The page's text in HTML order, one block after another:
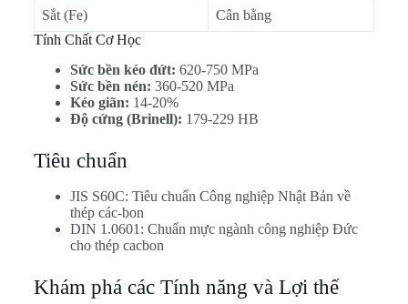
Sắt (Fe)
Cân bằng
Tính Chất Cơ Học
Sức bền kéo đứt: 620-750 MPa
Sức bền nén: 360-520 MPa
Kéo giãn: 14-20%
Độ cứng (Brinell): 179-229 HB
Tiêu chuẩn
JIS S60C: Tiêu chuẩn Công nghiệp Nhật Bản về
thép các-bon
DIN 1.0601: Chuẩn mực ngành công nghiệp Đức
cho thép cacbon
Khám phá các Tính năng và Lợi thế